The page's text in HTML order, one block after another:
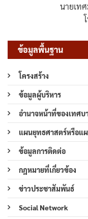
นายเท
ข้อมูลพื้นฐาน
โครงสร้าง
ข้อมูลผู้บริหาร
อำนาจหน้าที่ของเทศบ
แผนยุทธศาสตร์หรือแ
ข้อมูลการติดต่อ
กฎหมายที่เกี่ยวข้อง
ข่าวประชาสัมพันธ์
Social Network